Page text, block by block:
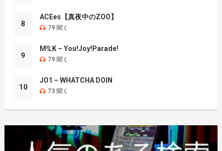
8
ACEes【真夜中のZOO】
79 聞く
9
M!LK – You!Joy!Parade!
79 聞く
10
JO1 – WHATCHA DOIN
73 聞く